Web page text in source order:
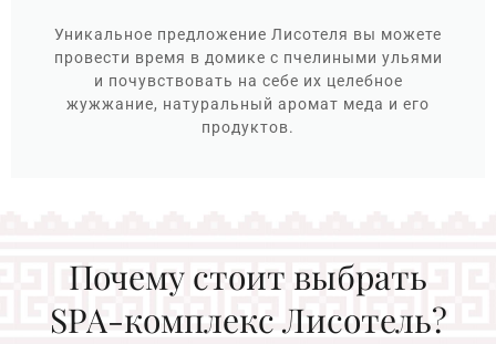
Уникальное предложение Лисотеля вы можете
провести время в домике с пчелиными ульями
и почувствовать на себе их целебное
жужжание, натуральный аромат меда и его
продуктов.
Почему стоит выбрать
SPA-комплекс Лисотель?